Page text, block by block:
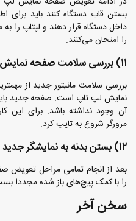
بستن قاب دستگاه کنند باید برای
داخل دستگاه قرار دهند و لپتاپ را
را امتحان می‌کنند.
۱۱) بررسی سلامت صفحه نمایش
بررسی سلامت مانیتور جدید از
نمایش لپ تاپ است. صفحه جدید
آن وجود نداشته باشد. برای این
مرورگر شروع به تایپ کرد.
۱۲) بستن بدنه به نمایشگر جدید
بعد از انجام تمامی مراحل تعویض
را با کمک پیچ‌های باز شده مجددا
سخن آخر